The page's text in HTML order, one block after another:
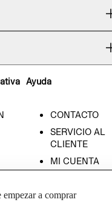
Ayuda
CONTACTO
SERVICIO AL
CLIENTE
MI CUENTA
empezar a comprar